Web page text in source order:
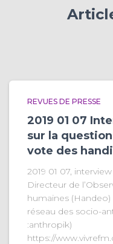
REVUES DE PRESSE
2019 01 07
sur la
vote des
2019 01 07,
Directeur de
humaines
réseau des socio-
:anthropik)
https://